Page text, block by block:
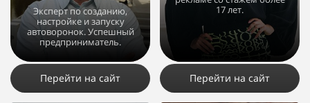
Эксперт по созданию,
настройке и запуску
автоворонок. Успешный
предприниматель.
99077 17 1
Перейти на сайт
17 лет.
28380 317
Перейти на сайт